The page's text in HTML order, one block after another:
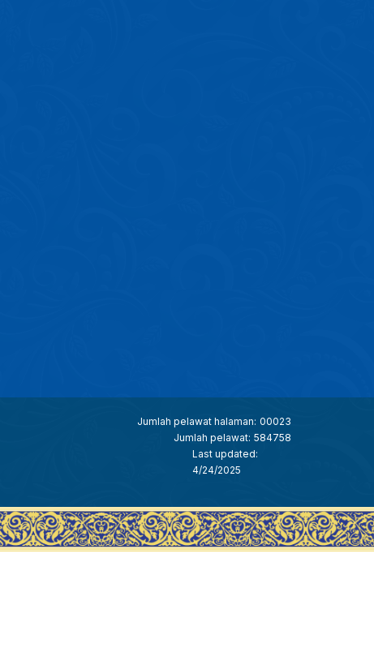
Jumlah pelawat halaman: 00023
Jumlah pelawat: 584758
Last updated:
4/24/2025